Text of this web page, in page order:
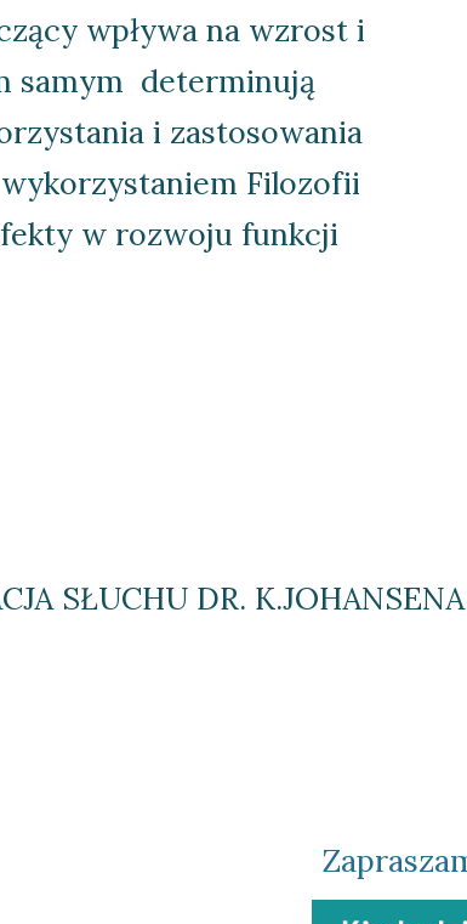
wpływa na wzrost i
samym  determinują
i zastosowania
Filozofii
w rozwoju funkcji
SŁUCHU DR.